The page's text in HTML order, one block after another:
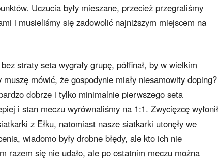
Uczucia były mieszane, przecież przegraliśmy
i musieliśmy się zadowolić najniższym miejscem na
straty seta wygrały grupę, półfinał, by w wielkim
mówić, że gospodynie miały niesamowity doping?
dobrze i tylko minimalnie pierwszego seta
i stan meczu wyrównaliśmy na 1:1. Zwycięzcę wyłonił
z Ełku, natomiast nasze siatkarki utonęły we
wiadomo były drobne błędy, ale kto ich nie
razem się nie udało, ale po ostatnim meczu można